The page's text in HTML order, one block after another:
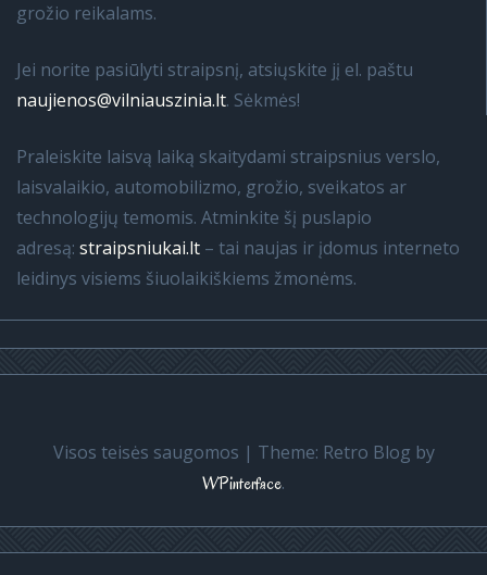
grožio reikalams.
Jei norite pasiūlyti straipsnį, atsiųskite jį el. paštu
naujienos@vilniauszinia.lt. Sėkmės!
Praleiskite laisvą laiką skaitydami straipsnius verslo,
laisvalaikio, automobilizmo, grožio, sveikatos ar
technologijų temomis. Atminkite šį puslapio
adresą: straipsniukai.lt – tai naujas ir įdomus interneto
leidinys visiems šiuolaikiškiems žmonėms.
Visos teisės saugomos | Theme: Retro Blog by
WPinterface.